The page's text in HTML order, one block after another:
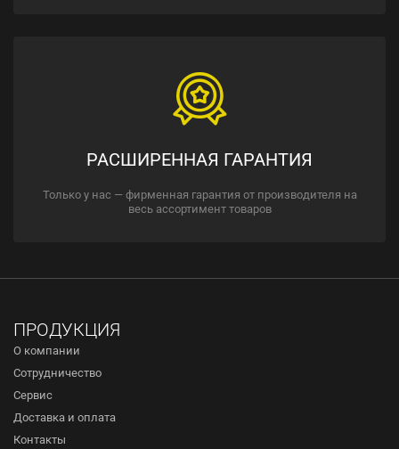
РАСШИРЕННАЯ ГАРАНТИЯ
Только у нас — фирменная гарантия от производителя на
весь ассортимент товаров
ПРОДУКЦИЯ
О компании
Сотрудничество
Сервис
Доставка и оплата
Контакты